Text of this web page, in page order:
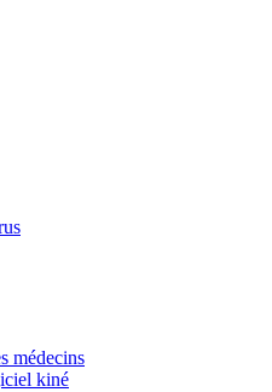
médecins
kiné